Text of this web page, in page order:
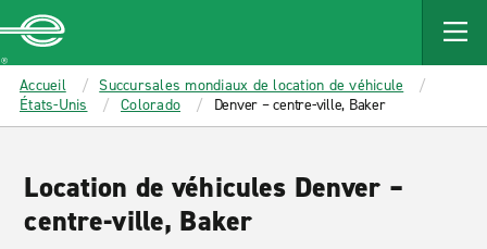
MAIN
CONTENT
Enterprise
Accueil
Succursales mondiaux de location de véhicule
États-Unis
Colorado Denver – centre-ville, Baker
Location de véhicules Denver –
centre-ville, Baker